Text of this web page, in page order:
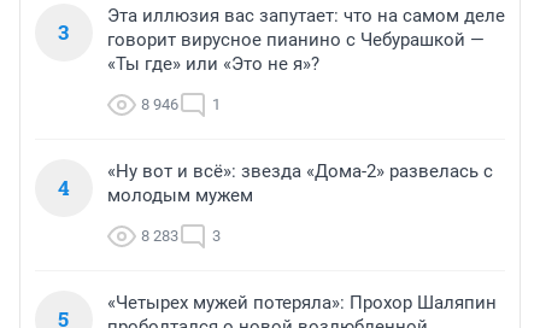
3
Эта иллюзия вас запутает: что на самом деле
говорит вирусное пианино с Чебурашкой —
«Ты где» или «Это не я»?
8 946 1
4
«Ну вот и всё»: звезда «Дома-2» развелась с
молодым мужем
8 283 3
5
«Четырех мужей потеряла»: Прохор Шаляпин